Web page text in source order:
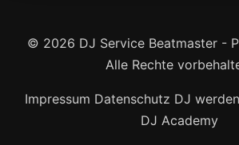
© 2026 DJ Service Beatmaster -
Alle Rechte
Impressum Datenschutz DJ werden
DJ Academy